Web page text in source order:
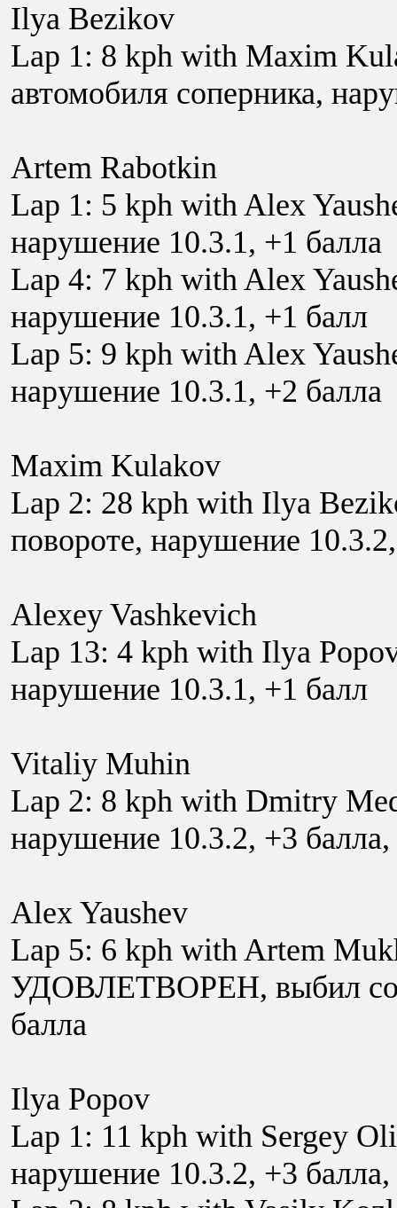
Ilya Bezikov
Lap 1: 8 kph with Maxim
автомобиля соперника,
Artem Rabotkin
Lap 1: 5 kph with Alex
нарушение 10.3.1, +1 балла
Lap 4: 7 kph with Alex
нарушение 10.3.1, +1 балл
Lap 5: 9 kph with Alex
нарушение 10.3.1, +2 балла
Maxim Kulakov
Lap 2: 28 kph with Ilya
повороте, нарушение
Alexey Vashkevich
Lap 13: 4 kph with Ilya
нарушение 10.3.1, +1 балл
Vitaliy Muhin
Lap 2: 8 kph with Dmitry
нарушение 10.3.2, +3
Alex Yaushev
Lap 5: 6 kph with Artem
УДОВЛЕТВОРЕН, выбил
балла
Ilya Popov
Lap 1: 11 kph with Sergey
нарушение 10.3.2, +3